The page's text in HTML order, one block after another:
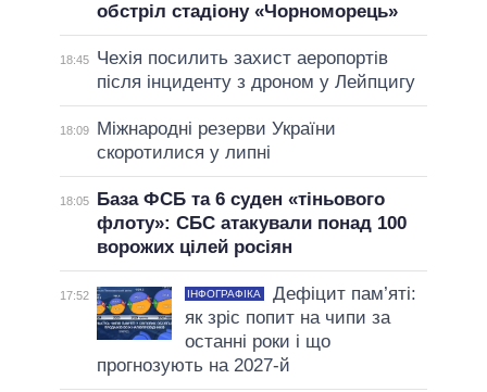
обстріл стадіону «Чорноморець»
18:45
Чехія посилить захист аеропортів
після інциденту з дроном у Лейпцигу
18:09
Міжнародні резерви України
скоротилися у липні
18:05
База ФСБ та 6 суден «тіньового
флоту»: СБС атакували понад 100
ворожих цілей росіян
17:52 ІНФОГРАФІКА
Дефіцит пам’яті:
як зріс попит на чипи за
останні роки і що
прогнозують на 2027-й